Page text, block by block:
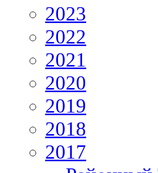
2023
2022
2021
2020
2019
2018
2017